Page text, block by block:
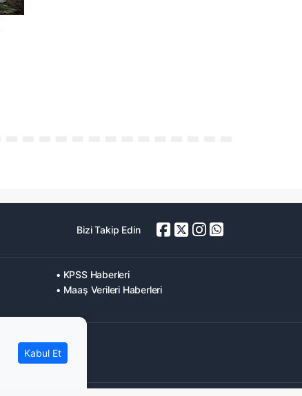
Bizi Takip Edin
• KPSS Haberleri
• Maaş Verileri Haberleri
Kabul Et